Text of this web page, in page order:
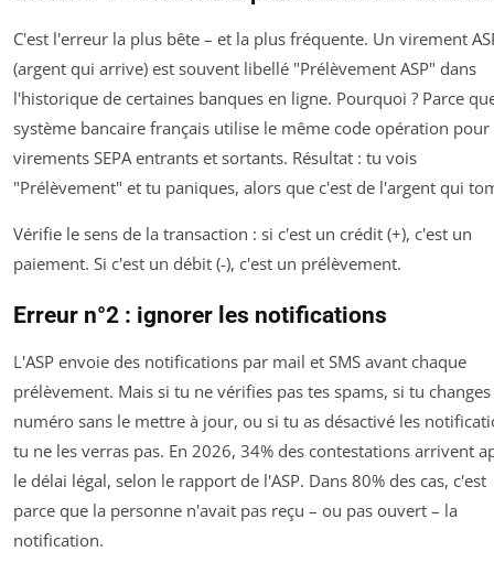
C'est l'erreur la plus bête – et la plus fréquente. Un virement
(argent qui arrive) est souvent libellé "Prélèvement ASP" dans
l'historique de certaines banques en ligne. Pourquoi ? Parce
système bancaire français utilise le même code opération pour
virements SEPA entrants et sortants. Résultat : tu vois
"Prélèvement" et tu paniques, alors que c'est de l'argent qui
Vérifie le sens de la transaction : si c'est un crédit (+), c'est un
paiement. Si c'est un débit (-), c'est un prélèvement.
Erreur n°2 : ignorer les notifications
L'ASP envoie des notifications par mail et SMS avant chaque
prélèvement. Mais si tu ne vérifies pas tes spams, si tu
numéro sans le mettre à jour, ou si tu as désactivé les
tu ne les verras pas. En 2026, 34% des contestations arrivent
le délai légal, selon le rapport de l'ASP. Dans 80% des cas, c'est
parce que la personne n'avait pas reçu – ou pas ouvert – la
notification.